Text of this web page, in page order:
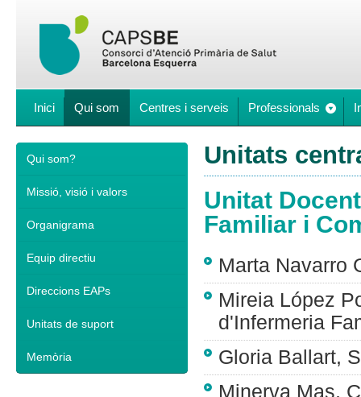
Inici Qui som Centres i serveis Professionals
Qui som?
Missió, visió i valors
Organigrama
Equip directiu
Direccions EAPs
Unitats de suport
Memòria
Unitats
Unitat
Familiar i
Marta Navarro
Mireia López
d'Infermeria
Gloria Ballart,
Minerva Mas,